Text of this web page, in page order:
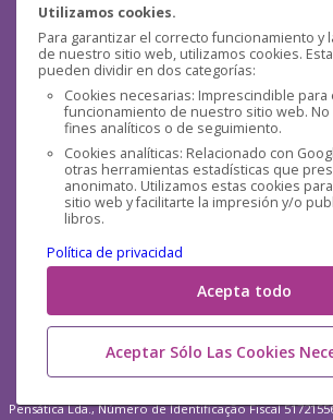
Utilizamos cookies.
Para garantizar el correcto funcionamiento y
de nuestro sitio web, utilizamos cookies.
pueden dividir en dos categorías:
Cookies necesarias: Imprescindible para
funcionamiento de nuestro sitio web. No
fines analíticos o de seguimiento.
Cookies analíticas: Relacionado con
otras herramientas estadísticas que
anonimato. Utilizamos estas cookies
sitio web y facilitarte la impresión y/o
libros.
Política de privacidad
Acepta todo
Aceptar Sólo Las Cookies
Seguridad
Redes sociales
Pensática Lda., Número de Identificação Fiscal